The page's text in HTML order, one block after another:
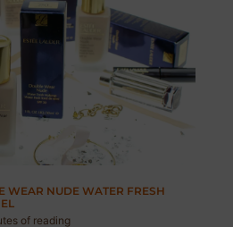
WEAR NUDE WATER FRESH
of reading